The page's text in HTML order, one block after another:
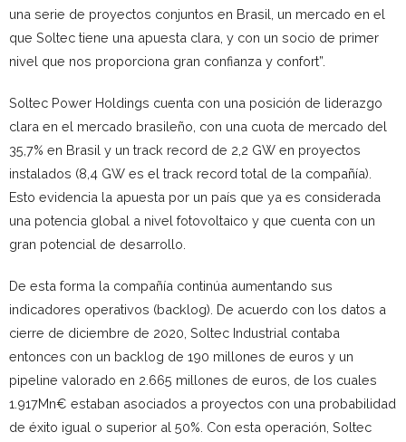
una serie de proyectos conjuntos en Brasil, un mercado en el
que Soltec tiene una apuesta clara, y con un socio de primer
nivel que nos proporciona gran confianza y confort”.
Soltec Power Holdings cuenta con una posición de liderazgo
clara en el mercado brasileño, con una cuota de mercado del
35,7% en Brasil y un track record de 2,2 GW en proyectos
instalados (8,4 GW es el track record total de la compañía).
Esto evidencia la apuesta por un país que ya es considerada
una potencia global a nivel fotovoltaico y que cuenta con un
gran potencial de desarrollo.
De esta forma la compañía continúa aumentando sus
indicadores operativos (backlog). De acuerdo con los datos a
cierre de diciembre de 2020, Soltec Industrial contaba
entonces con un backlog de 190 millones de euros y un
pipeline valorado en 2.665 millones de euros, de los cuales
1.917Mn€ estaban asociados a proyectos con una probabilidad
de éxito igual o superior al 50%. Con esta operación, Soltec